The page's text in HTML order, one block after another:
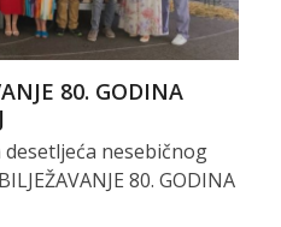
80. GODINA
nesebičnog
80. GODINA